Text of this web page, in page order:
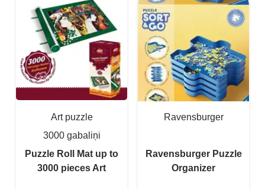
Art puzzle
3000 gabaliņi
Puzzle Roll Mat up to
3000 pieces Art
Ravensburger
Ravensburger Puzzle
Organizer